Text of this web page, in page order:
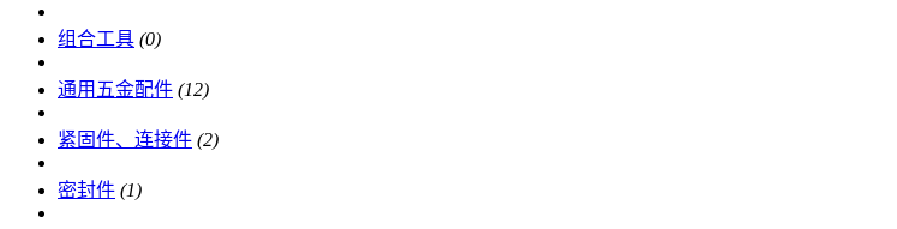
组合工具 (0)
通用五金配件 (12)
紧固件、连接件 (2)
密封件 (1)